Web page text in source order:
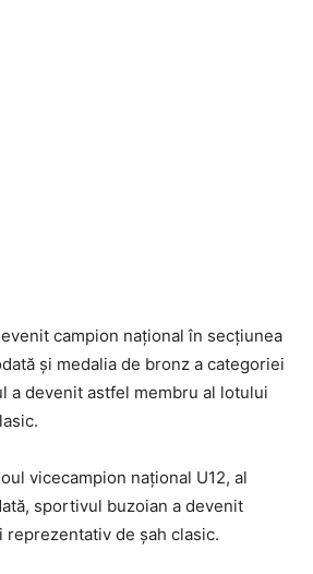
campion naţional în secţiunea
şi medalia de bronz a categoriei
a devenit astfel membru al lotului
vicecampion naţional U12, al
sportivul buzoian a devenit
de şah clasic.